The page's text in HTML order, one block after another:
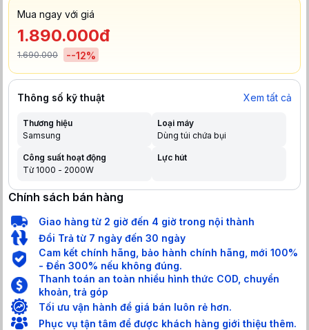
Mua ngay với giá
1.890.000đ
1.690.000 --12%
Thông số kỹ thuật Xem tất cả
Thương hiệu
Samsung
Loại máy
Dùng túi chứa bụi
Công suất hoạt động
Từ 1000 - 2000W
Lực hút
Chính sách bán hàng
Giao hàng từ 2 giờ đến 4 giờ trong nội thành
Đổi Trả từ 7 ngày đến 30 ngày
Cam kết chính hãng, bảo hành chính hãng, mới 100%
- Đền 300% nếu không đúng.
Thanh toán an toàn nhiều hình thức COD, chuyển
khoản, trả góp
Tối ưu vận hành để giá bán luôn rẻ hơn.
Phục vụ tận tâm để được khách hàng giới thiệu thêm.